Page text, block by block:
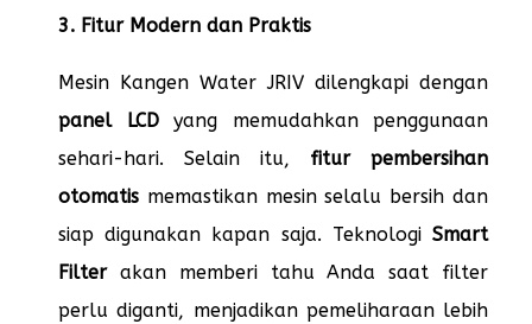
3. Fitur Modern dan Praktis
Mesin Kangen Water JRIV dilengkapi dengan
panel LCDyang memudahkan penggunaan
sehari-hari. Selain itu, fitur pembersihan
otomatis memastikan mesin selalu bersih dan
siap digunakan kapan saja. Teknologi Smart
Filterakan memberi tahu Anda saat filter
perlu diganti, menjadikan pemeliharaan lebih